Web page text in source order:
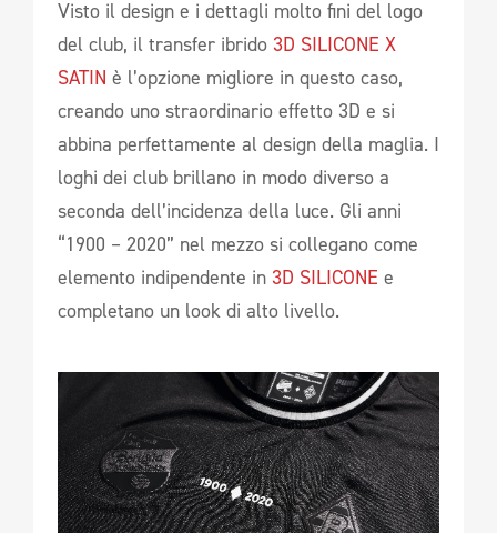
Visto il design e i dettagli molto fini del logo
del club, il transfer ibrido 3D SILICONE X
SATIN è l’opzione migliore in questo caso,
creando uno straordinario effetto 3D e si
abbina perfettamente al design della maglia. I
loghi dei club brillano in modo diverso a
seconda dell’incidenza della luce. Gli anni
“1900 – 2020” nel mezzo si collegano come
elemento indipendente in 3D SILICONE e
completano un look di alto livello.